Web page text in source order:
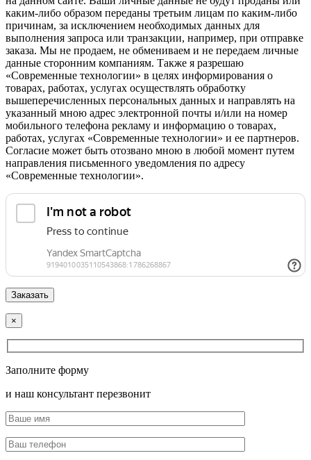
каким-либо образом переданы третьим лицам по каким-либо
причинам, за исключением необходимых данных для
выполнения запроса или транзакции, например, при отправке
заказа. Мы не продаем, не обмениваем и не передаем личные
данные сторонним компаниям. Также я разрешаю
«Современные технологии» в целях информирования о
товарах, работах, услугах осуществлять обработку
вышеперечисленных персональных данных и направлять на
указанный мною адрес электронной почты и/или на номер
мобильного телефона рекламу и информацию о товарах,
работах, услугах «Современные технологии» и ее партнеров.
Согласие может быть отозвано мною в любой момент путем
направления письменного уведомления по адресу
«Современные технологии».
×
Заполните форму
и наш консультант перезвонит